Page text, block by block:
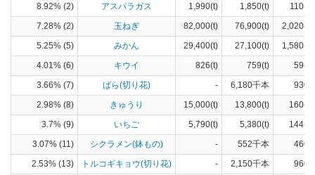
8.92% (2) アスパラガス 1,990(t) 1,850(t)
7.28% (2)
玉ねぎ 82,000(t) 76,900(t)
5.25% (5)
みかん 29,400(t) 27,100(t)
4.01% (6)
キウイ 826(t) 759(t)
3.66% (7)
ばら(切り花) - 6,180千本
2.98% (8)
きゅうり 15,000(t) 13,800(t)
3.7% (9)
いちご 5,790(t) 5,380(t)
3.07% (11)
シクラメン(鉢もの) - 552千本
2.53% (13)
トルコギキョウ(切り花) - 2,150千本